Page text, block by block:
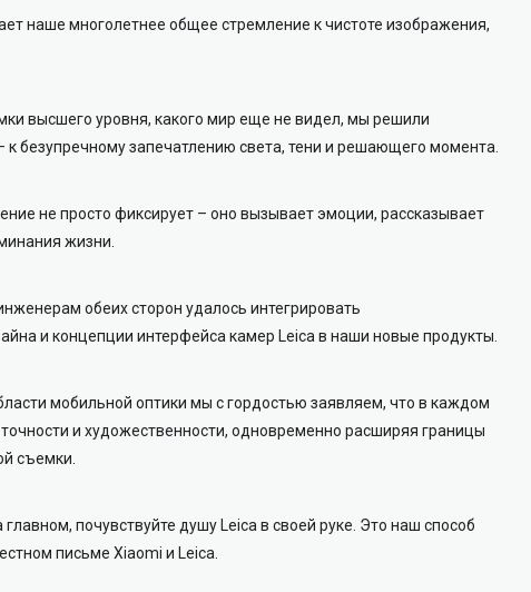
наше многолетнее общее стремление к чистоте изображения,
высшего уровня, какого мир еще не видел, мы решили
к безупречному запечатлению света, тени и решающего момента.
не просто фиксирует – оно вызывает эмоции, рассказывает
жизни.
обеих сторон удалось интегрировать
и концепции интерфейса камер Leica в наши новые продукты.
мобильной оптики мы с гордостью заявляем, что в каждом
и художественности, одновременно расширяя границы
съемки.
почувствуйте душу Leica в своей руке. Это наш способ
письме Xiaomi и Leica.